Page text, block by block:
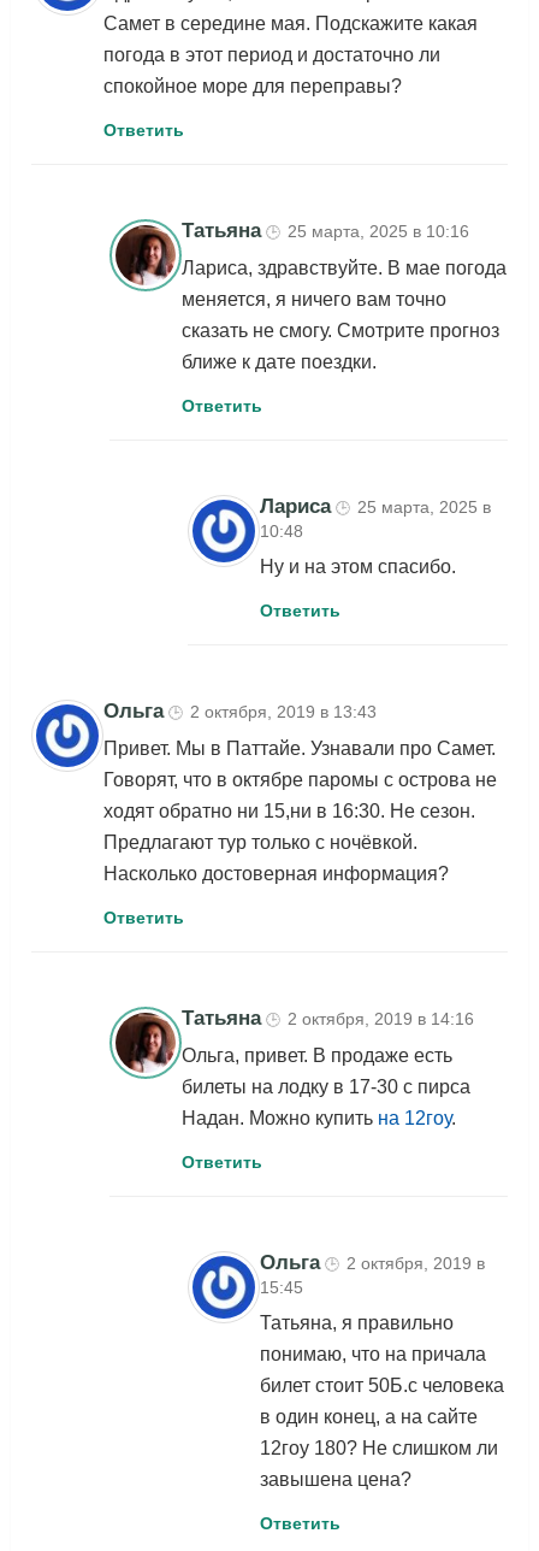
Самет в середине мая. Подскажите какая
погода в этот период и достаточно ли
спокойное море для переправы?
Ответить
Татьяна 🕒 25 марта, 2025 в 10:16
Лариса, здравствуйте. В мае погода
меняется, я ничего вам точно
сказать не смогу. Смотрите прогноз
ближе к дате поездки.
Ответить
Лариса 🕒 25 марта, 2025 в
10:48
Ну и на этом спасибо.
Ответить
Ольга 🕒 2 октября, 2019 в 13:43
Привет. Мы в Паттайе. Узнавали про Самет.
Говорят, что в октябре паромы с острова не
ходят обратно ни 15,ни в 16:30. Не сезон.
Предлагают тур только с ночёвкой.
Насколько достоверная информация?
Ответить
Татьяна 🕒 2 октября, 2019 в 14:16
Ольга, привет. В продаже есть
билеты на лодку в 17-30 с пирса
Надан. Можно купить на 12гоу.
Ответить
Ольга 🕒 2 октября, 2019 в
15:45
Татьяна, я правильно
понимаю, что на причала
билет стоит 50Б.с человека
в один конец, а на сайте
12гоу 180? Не слишком ли
завышена цена?
Ответить